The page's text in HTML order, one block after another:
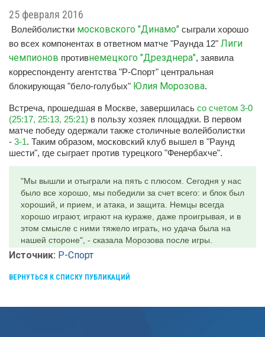
25 февраля 2016
Волейболистки московского "Динамо" сыграли хорошо
во всех компонентах в ответном матче "Раунда 12" Лиги
чемпионов противнемецкого "Дрезднера", заявила
корреспонденту агентства "Р-Спорт" центральная
блокирующая "бело-голубых" Юлия Морозова.
Встреча, прошедшая в Москве, завершилась со счетом 3-0
(25:17, 25:13, 25:21) в пользу хозяек площадки. В первом
матче победу одержали также столичные волейболистки
- 3-1. Таким образом, московский клуб вышел в "Раунд
шести", где сыграет против турецкого "Фенербахче".
"Мы вышли и отыграли на пять с плюсом. Сегодня у нас
было все хорошо, мы победили за счет всего: и блок был
хороший, и прием, и атака, и защита. Немцы всегда
хорошо играют, играют на кураже, даже проигрывая, и в
этом смысле с ними тяжело играть, но удача была на
нашей стороне", - сказала Морозова после игры.
Источник: Р-Спорт
ВЕРНУТЬСЯ К СПИСКУ ПУБЛИКАЦИЙ